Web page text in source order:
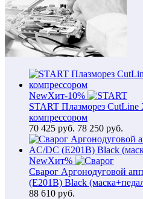
NewХит-10%
START Плазморез
компрессором
70 425 руб. 78 250 руб.
NewХит%
Сварог Аргонодуговой
(E201B) Black
88 610 руб.